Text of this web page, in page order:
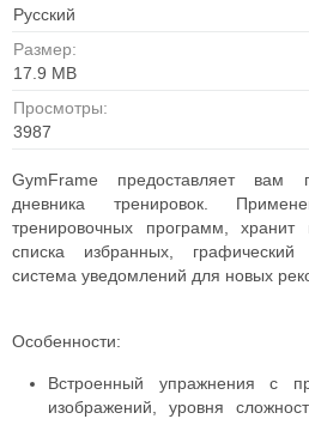
Русский
Размер:
17.9 MB
Просмотры:
3987
GymFrame предоставляет вам
дневника тренировок.
тренировочных программ, хранит
списка избранных, графический
система уведомлений для новых
Особенности:
Встроенный упражнения с
изображений, уровня